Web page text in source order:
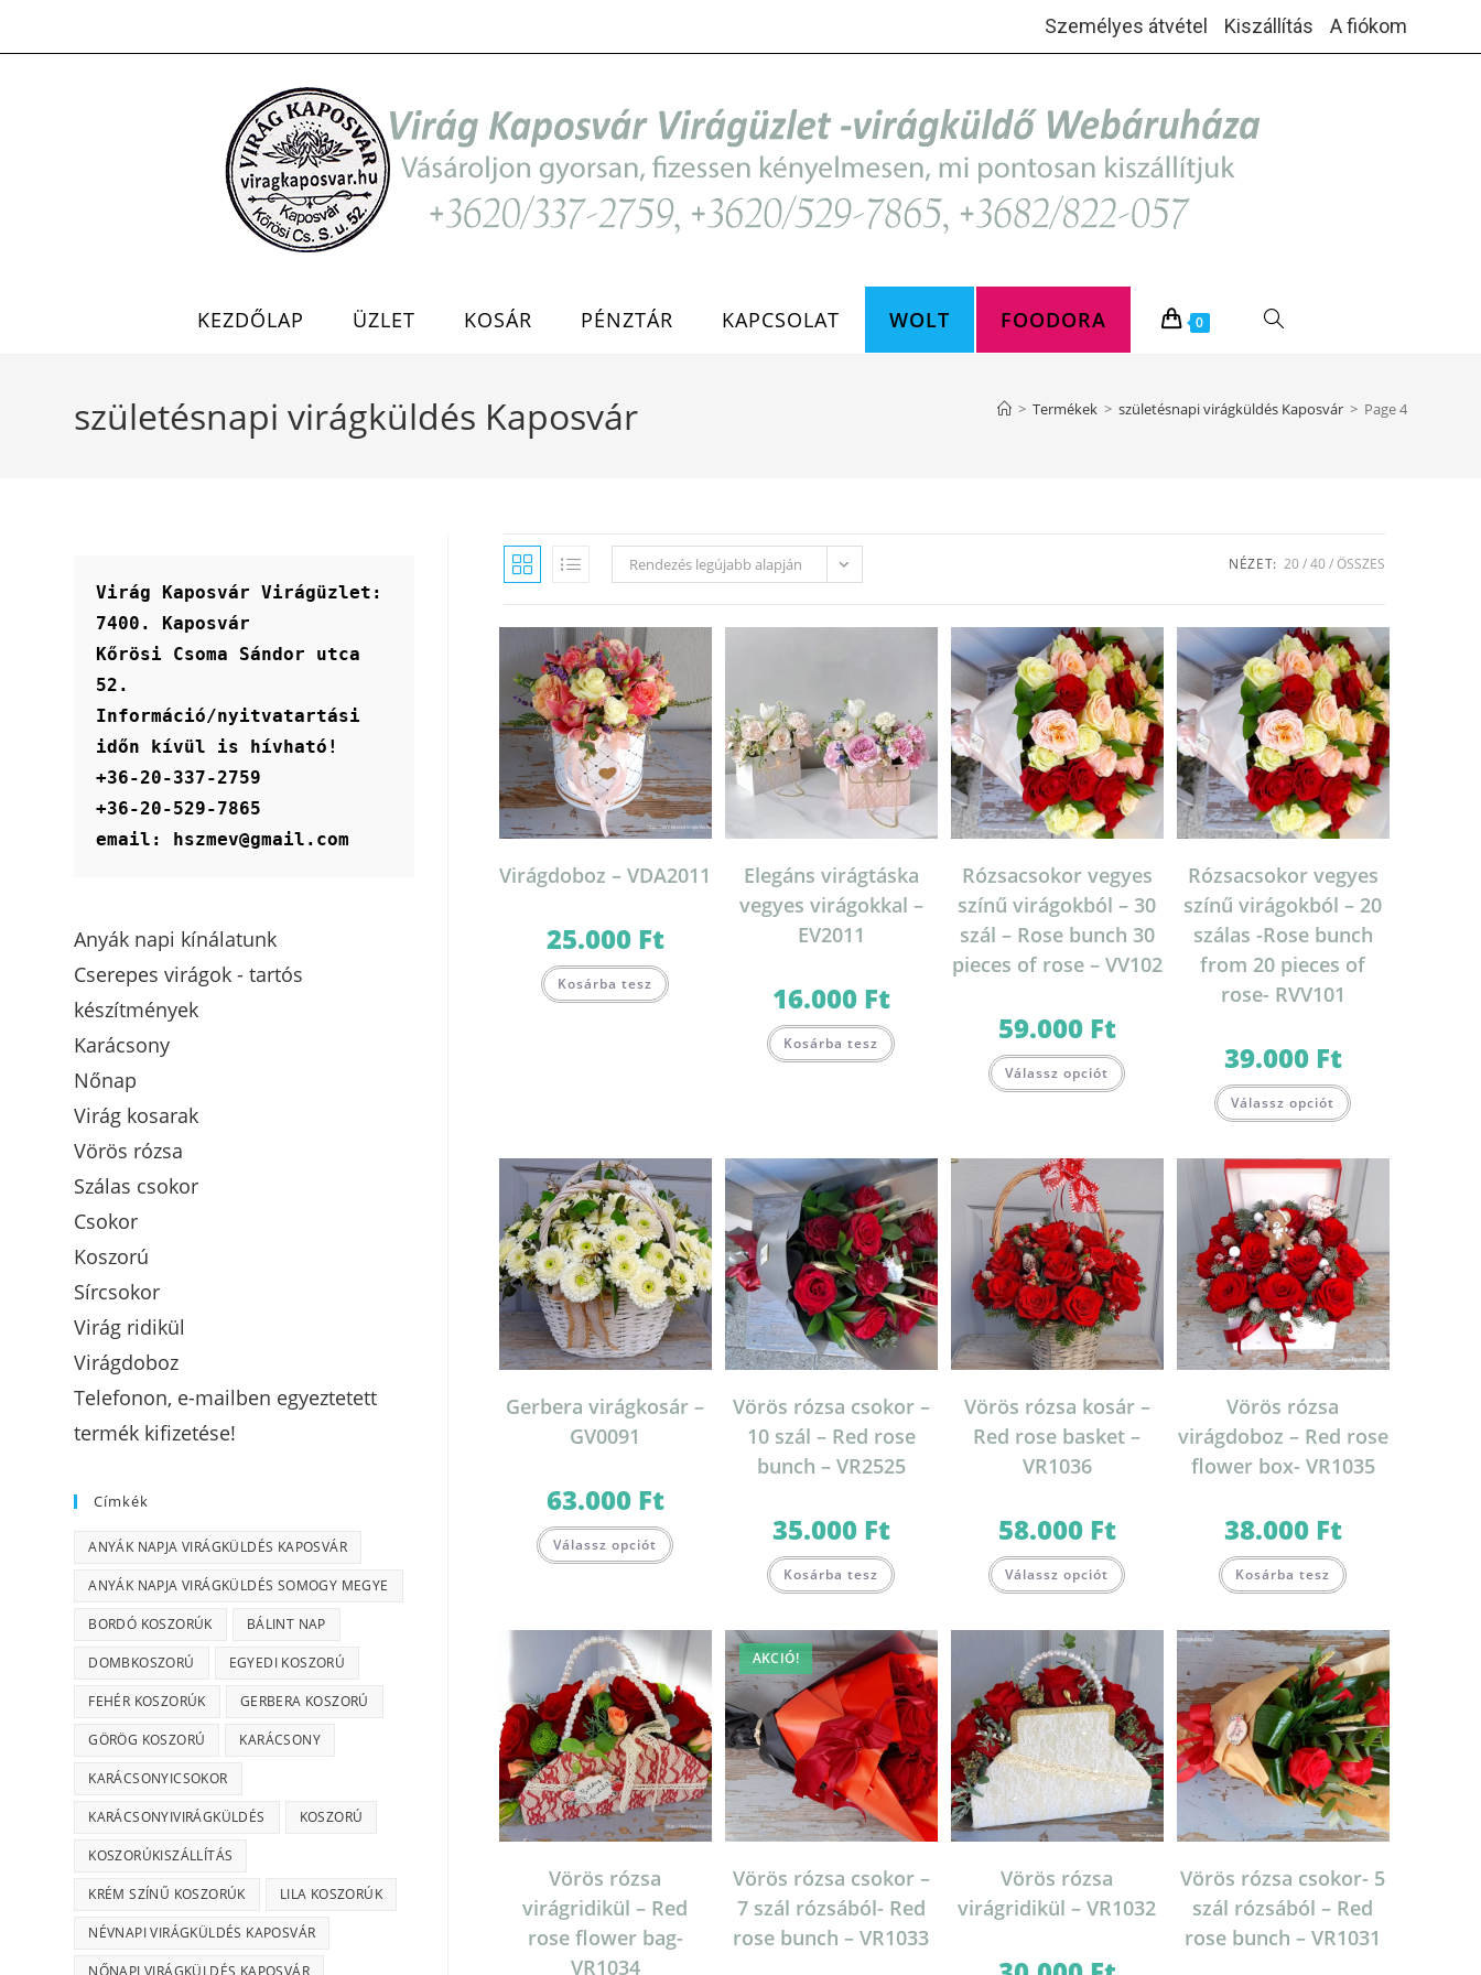
Személyes átvétel Kiszállítás A fiókom
KEZDŐLAP ÜZLET KOSÁR PÉNZTÁR KAPCSOLAT WOLT FOODORA 0 TOGGLE
születésnapi virágküldés Kaposvár > Termékek > születésnapi virágküldés Kaposvár > Page 4
Rendezés legújabb alapján NÉZET: 20 40 ÖSSZES
Virágdoboz – VDA2011
25.000 Ft
Kosárba tesz
Elegáns virágtáska
vegyes virágokkal –
EV2011
16.000 Ft
Kosárba tesz
Rózsacsokor vegyes
színű virágokból – 30
szál – Rose bunch 30
pieces of rose – VV102
59.000 Ft
Válassz opciót
Rózsacsokor vegyes
színű virágokból – 20
szálas -Rose bunch
from 20 pieces of
rose- RVV101
39.000 Ft
Válassz opciót
Gerbera virágkosár –
GV0091
63.000 Ft
Válassz opciót
Vörös rózsa csokor –
10 szál – Red rose
bunch – VR2525
35.000 Ft
Kosárba tesz
Vörös rózsa kosár –
Red rose basket –
VR1036
58.000 Ft
Válassz opciót
Vörös rózsa
virágdoboz – Red rose
flower box- VR1035
38.000 Ft
Kosárba tesz
Vörös rózsa
virágridikül – Red
rose flower bag-
VR1034
AKCIÓ!
Vörös rózsa csokor –
7 szál rózsából- Red
rose bunch – VR1033
Vörös rózsa
virágridikül – VR1032
Vörös rózsa csokor- 5
szál rózsából – Red
rose bunch – VR1031
Virág Kaposvár Virágüzlet:
7400. Kaposvár
Kőrösi Csoma Sándor utca
52.
Információ/nyitvatartási
időn kívül is hívható!
+36-20-337-2759
+36-20-529-7865
email: hszmev@gmail.com
Anyák napi kínálatunk
Cserepes virágok - tartós
készítmények
Karácsony
Nőnap
Virág kosarak
Vörös rózsa
Szálas csokor
Csokor
Koszorú
Sírcsokor
Virág ridikül
Virágdoboz
Telefonon, e-mailben egyeztetett
termék kifizetése!
Címkék
ANYÁK NAPJA VIRÁGKÜLDÉS KAPOSVÁR
ANYÁK NAPJA VIRÁGKÜLDÉS SOMOGY MEGYE
BORDÓ KOSZORÚK BÁLINT NAP
DOMBKOSZORÚ EGYEDI KOSZORÚ
FEHÉR KOSZORÚK GERBERA KOSZORÚ
GÖRÖG KOSZORÚ KARÁCSONY
KARÁCSONYICSOKOR
KARÁCSONYIVIRÁGKÜLDÉS KOSZORÚ
KOSZORÚKISZÁLLÍTÁS
KRÉM SZÍNŰ KOSZORÚK LILA KOSZORÚK
NÉVNAPI VIRÁGKÜLDÉS KAPOSVÁR
NŐNAPI VIRÁGKÜLDÉS KAPOSVÁR